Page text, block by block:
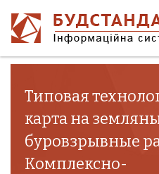
Типовая
карта на
буровзрывные
Комплексно-